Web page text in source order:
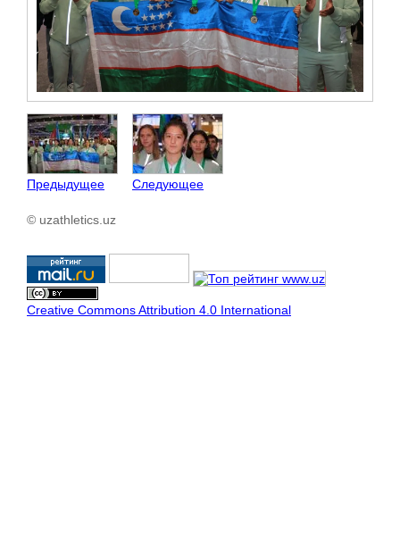
Предыдущее Следующее
© uzathletics.uz
Creative Commons Attribution 4.0 International